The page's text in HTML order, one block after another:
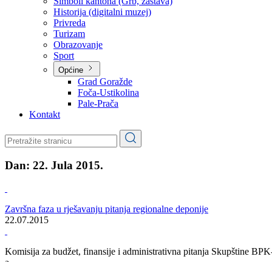
O kantonu
O kantonu
Simboli kantona (Grb, zastava)
Historija (digitalni muzej)
Privreda
Turizam
Obrazovanje
Općine
Pale-Prača
Kontakt